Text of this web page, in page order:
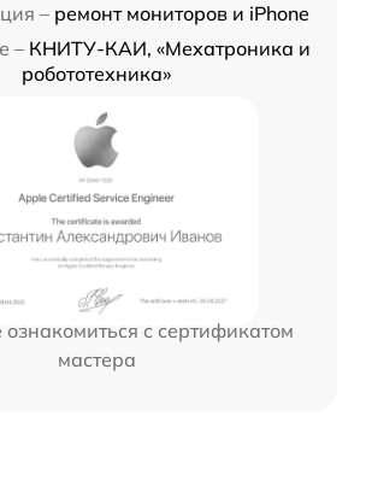
– ремонт мониторов и iPhone
– КНИТУ-КАИ, «Мехатроника и
робототехника»
с сертификатом
мастера